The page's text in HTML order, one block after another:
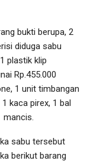
bukti berupa, 2
diduga sabu
plastik klip
Rp.455.000
1 unit timbangan
kaca pirex, 1 bal
mancis.
sabu tersebut
berikut barang